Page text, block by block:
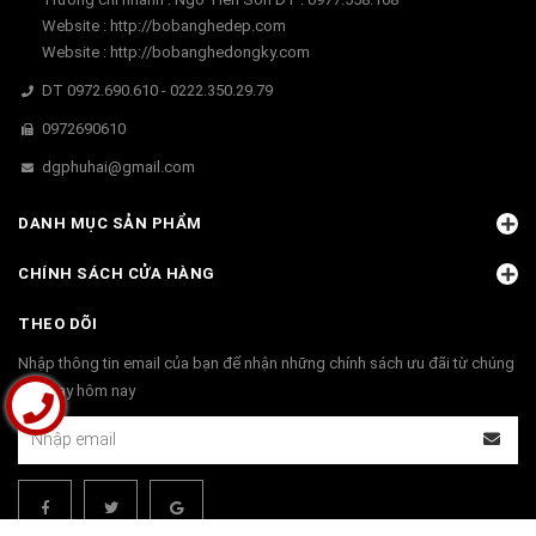
Website : http://bobanghedep.com
Website : http://bobanghedongky.com
DT 0972.690.610 - 0222.350.29.79
0972690610
dgphuhai@gmail.com
DANH MỤC SẢN PHẨM
CHÍNH SÁCH CỬA HÀNG
THEO DÕI
Nhập thông tin email của bạn để nhận những chính sách ưu đãi từ chúng
tôi ngay hôm nay